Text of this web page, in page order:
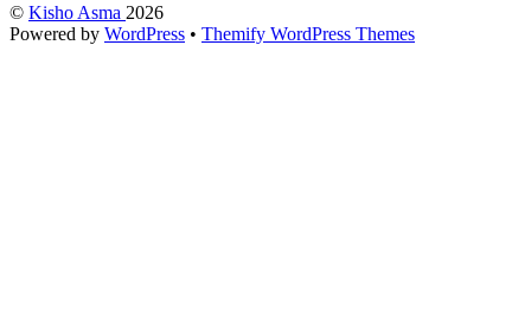
© Kisho Asma 2026
Powered by WordPress • Themify WordPress Themes